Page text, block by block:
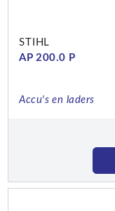
STIHL
AP 200.0 P
Accu's en laders